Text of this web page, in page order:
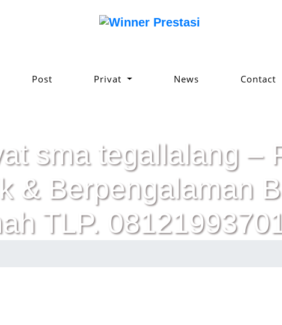
Post Privat News Contact
sma tegallalang –
& Berpengalaman
TLP.